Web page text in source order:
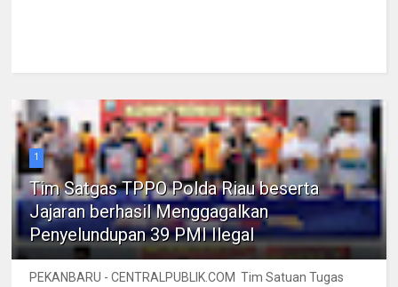
1
Tim Satgas TPPO Polda Riau beserta
Jajaran berhasil Menggagalkan
Penyelundupan 39 PMI Ilegal
PEKANBARU - CENTRALPUBLIK.COM Tim Satuan Tugas